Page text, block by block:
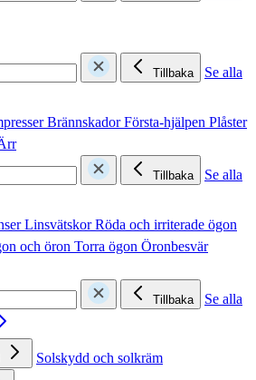
Tillbaka
Se alla
BrännskadorFörsta-hjälpen Plåster
Tillbaka
Se alla
LinsvätskorRöda och irriterade ögon
och öron Torra ögon Öronbesvär
Tillbaka
Se alla
Solskydd och solkräm